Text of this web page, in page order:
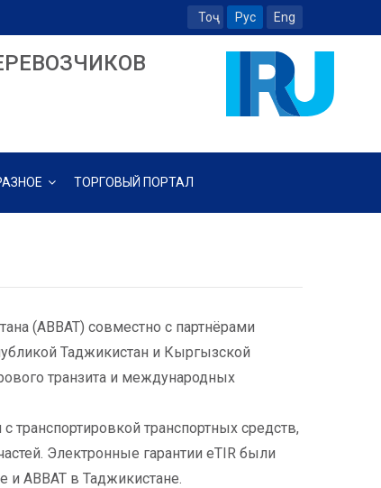
Тоҷ Рус Eng
ТОРГОВЫЙ ПОРТАЛ
(АВВАТ) совместно с партнёрами
Таджикистан и Кыргызской
транзита и международных
транспортных средств,
Электронные гарантии eTIR были
и АВВАТ в Таджикистане.